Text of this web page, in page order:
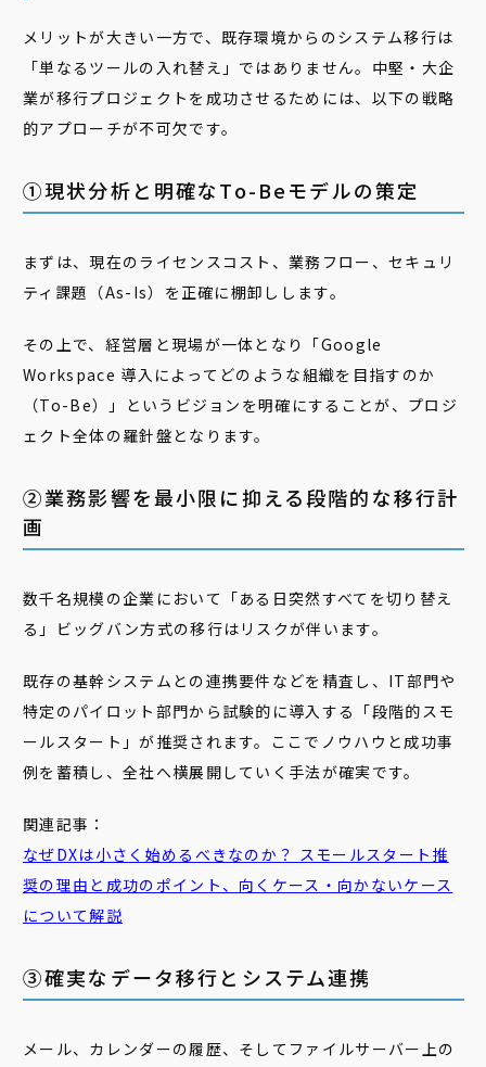
メリットが大きい一方で、既存環境からのシステム移行は
「単なるツールの入れ替え」ではありません。中堅・大企
業が移行プロジェクトを成功させるためには、以下の戦略
的アプローチが不可欠です。
➀現状分析と明確なTo-Beモデルの策定
まずは、現在のライセンスコスト、業務フロー、セキュリ
ティ課題（As-Is）を正確に棚卸しします。
その上で、経営層と現場が一体となり「Google
Workspace 導入によってどのような組織を目指すのか
（To-Be）」というビジョンを明確にすることが、プロジ
ェクト全体の羅針盤となります。
②業務影響を最小限に抑える段階的な移行計
画
数千名規模の企業において「ある日突然すべてを切り替え
る」ビッグバン方式の移行はリスクが伴います。
既存の基幹システムとの連携要件などを精査し、IT部門や
特定のパイロット部門から試験的に導入する「段階的スモ
ールスタート」が推奨されます。ここでノウハウと成功事
例を蓄積し、全社へ横展開していく手法が確実です。
関連記事：
なぜDXは小さく始めるべきなのか？ スモールスタート推
奨の理由と成功のポイント、向くケース・向かないケース
について解説
③確実なデータ移行とシステム連携
メール、カレンダーの履歴、そしてファイルサーバー上の